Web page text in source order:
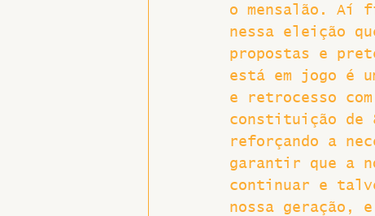
o mensalão. Aí
nessa eleição
propostas e
está em jogo é
e retrocesso
constituição de
reforçando a
garantir que a
continuar e
nossa geração,